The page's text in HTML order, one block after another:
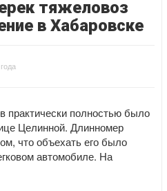
тяжеловоз
в Хабаровске
практически полностью было
Целинной. Длинномер
что объехать его было
автомобиле. На